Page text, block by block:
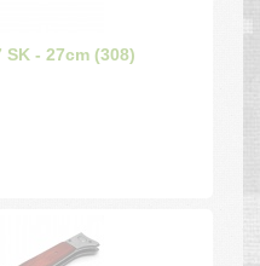
SK - 27cm (308)